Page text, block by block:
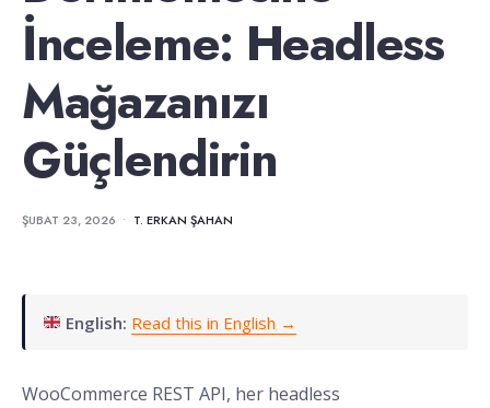
İnceleme: Headless
Mağazanızı
Güçlendirin
ŞUBAT 23, 2026 • T. ERKAN ŞAHAN
English: Read this in English →
WooCommerce REST API, her headless